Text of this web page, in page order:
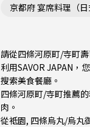
京都府 宴席料理（日
請從四條河原町/寺町
利用SAVOR JAPAN，
搜索美食餐廳。
四條河原町/寺町推薦
肉 。
從祗園, 四條烏丸/烏丸